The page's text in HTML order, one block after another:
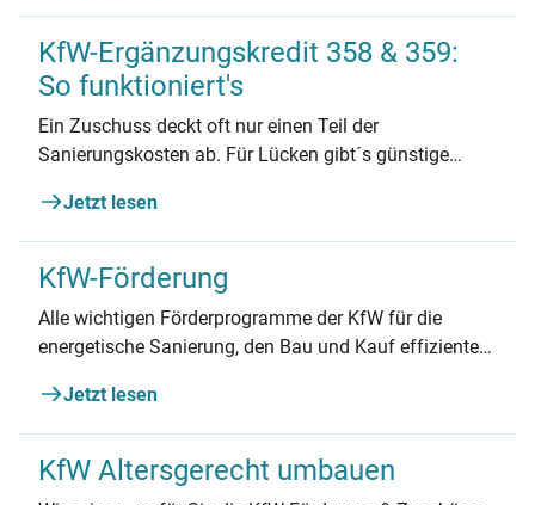
KfW-Ergänzungskredit 358 & 359:
So funktioniert's
Ein Zuschuss deckt oft nur einen Teil der
Sanierungskosten ab. Für Lücken gibt´s günstige
Jetzt lesen
KfW-Förderung
Alle wichtigen Förderprogramme der KfW für die
energetische Sanierung, den Bau und Kauf effizienter
Jetzt lesen
KfW Altersgerecht umbauen